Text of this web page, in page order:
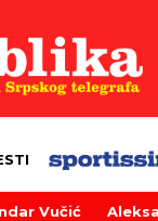
Vučić